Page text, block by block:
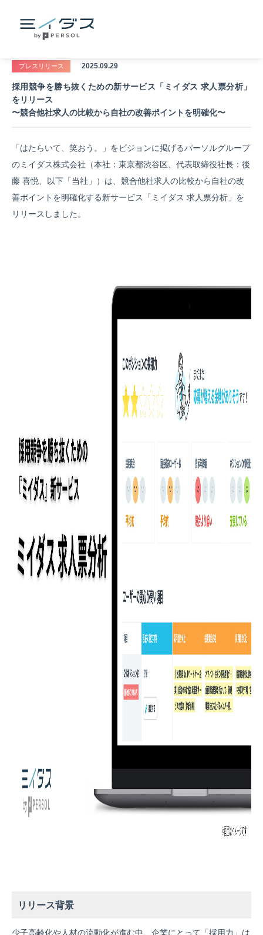
プレスリリース 2025.09.29
採用競争を勝ち抜くための新サービス「ミイダス 求人票分析」
をリリース
〜競合他社求人の比較から自社の改善ポイントを明確化〜
「はたらいて、笑おう。」をビジョンに掲げるパーソルグループ
のミイダス株式会社（本社：東京都渋谷区、代表取締役社長：後
藤 喜悦、以下「当社」）は、競合他社求人の比較から自社の改
善ポイントを明確化する新サービス「ミイダス 求人票分析」を
リリースしました。
リリース背景
少子高齢化や人材の流動化が進む中、企業にとって「採用力」は